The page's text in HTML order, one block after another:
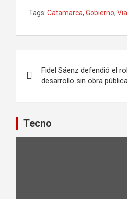
Tags: Catamarca, Gobierno,
de
entradas
Fidel Sáenz defendió el
desarrollo sin obra
Tecno